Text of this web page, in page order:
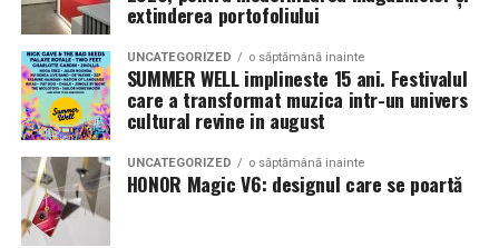
Endometrioamele și FIV — o decizie dificilă
este una dintre cele mai complexe decizii în medicina
reproductivă: la o femeie cu endometriom ovarian care
urmează FIV, operezi sau nu înainte?
Argumente pentru chistectomie preoperatorie:
Acces mai bun la foliculii ovarieni la puncție
alimentarea unui echipament electric de subtraversări orizontale
și a sculelor auxiliare de șantier.
Specificații tehnice principale:
Sistem de stocare: 52 kWh baterii LiFePO4
extinderea portofoliului
UNCATEGORIZED o săptămână inainte
SUMMER WELL implineste 15 ani. Festivalul
care a transformat muzica intr-un univers
cultural revine in august
UNCATEGORIZED o săptămână inainte
HONOR Magic V6: designul care se poartă